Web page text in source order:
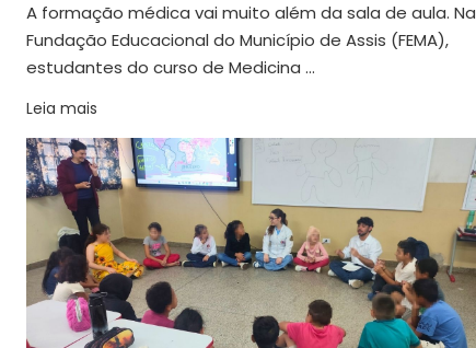
A formação médica vai muito além da sala de aula. Na
Fundação Educacional do Município de Assis (FEMA),
estudantes do curso de Medicina ...
Leia mais